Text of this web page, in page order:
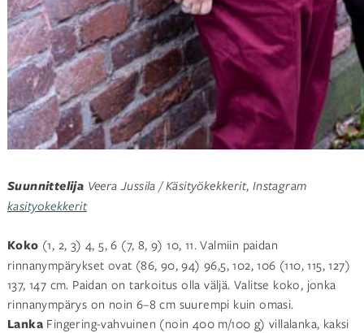
Suunnittelija Veera Jussila / Käsityökekkerit, Instagram
kasityokekkerit
Koko (1, 2, 3) 4, 5, 6 (7, 8, 9) 10, 11. Valmiin paidan
rinnanympärykset ovat (86, 90, 94) 96,5, 102, 106 (110, 115, 127)
137, 147 cm. Paidan on tarkoitus olla väljä. Valitse koko, jonka
rinnanympärys on noin 6–8 cm suurempi kuin omasi.
Lanka Fingering-vahvuinen (noin 400 m/100 g) villalanka, kaksi